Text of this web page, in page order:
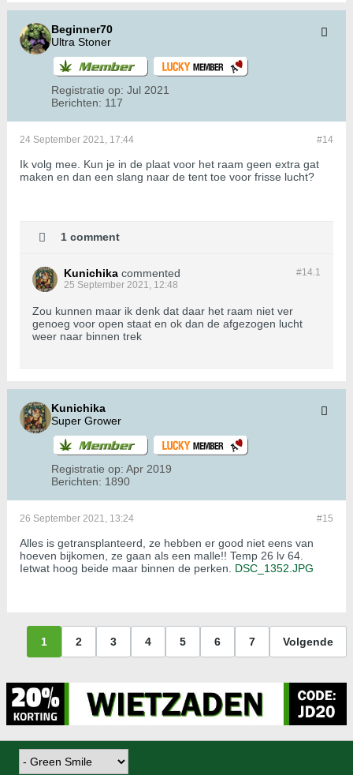
Beginner70
Ultra Stoner
Registratie op: Jul 2021
Berichten: 117
#14
24 September 2021, 17:44
Ik volg mee. Kun je in de plaat voor het raam geen extra gat
maken en dan een slang naar de tent toe voor frisse lucht?
1 comment
#14.1
Kunichika commented
25 September 2021, 12:48
Zou kunnen maar ik denk dat daar het raam niet ver
genoeg voor open staat en ok dan de afgezogen lucht
weer naar binnen trek
Kunichika
Super Grower
Registratie op: Apr 2019
Berichten: 1890
#15
26 September 2021, 13:24
Alles is getransplanteerd, ze hebben er good niet eens van
hoeven bijkomen, ze gaan als een malle!! Temp 26 lv 64.
Ietwat hoog beide maar binnen de perken. DSC_1352.JPG
1 2 3 4 5 6 7 Volgende